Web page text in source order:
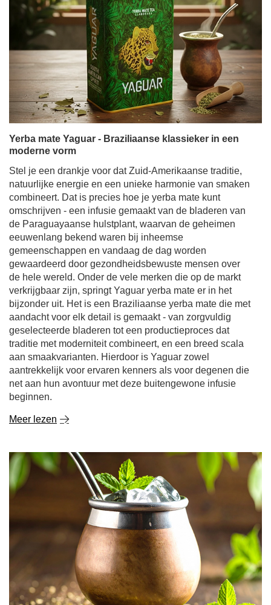
Yerba mate Yaguar - Braziliaanse klassieker in een
moderne vorm
Stel je een drankje voor dat Zuid-Amerikaanse traditie,
natuurlijke energie en een unieke harmonie van smaken
combineert. Dat is precies hoe je yerba mate kunt
omschrijven - een infusie gemaakt van de bladeren van
de Paraguayaanse hulstplant, waarvan de geheimen
eeuwenlang bekend waren bij inheemse
gemeenschappen en vandaag de dag worden
gewaardeerd door gezondheidsbewuste mensen over
de hele wereld. Onder de vele merken die op de markt
verkrijgbaar zijn, springt Yaguar yerba mate er in het
bijzonder uit. Het is een Braziliaanse yerba mate die met
aandacht voor elk detail is gemaakt - van zorgvuldig
geselecteerde bladeren tot een productieproces dat
traditie met moderniteit combineert, en een breed scala
aan smaakvarianten. Hierdoor is Yaguar zowel
aantrekkelijk voor ervaren kenners als voor degenen die
net aan hun avontuur met deze buitengewone infusie
beginnen.
Meer lezen